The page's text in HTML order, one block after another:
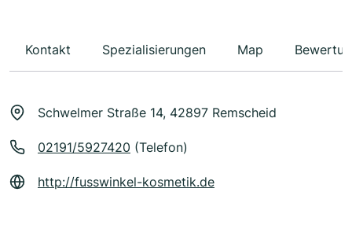
Kontakt Spezialisierungen Map
Schwelmer Straße 14, 42897 Remscheid
02191/5927420 (Telefon)
http://fusswinkel-kosmetik.de